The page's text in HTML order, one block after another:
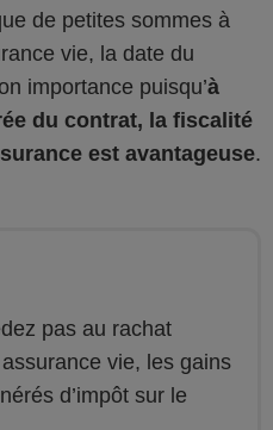
de petites sommes à
vie, la date du
importance puisqu’à
du contrat, la fiscalité
est avantageuse.
pas au rachat
vie, les gains
d’impôt sur le